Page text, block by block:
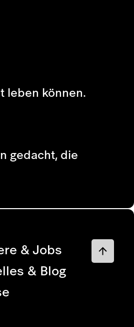
leben können.
gedacht, die
& Jobs
& Blog